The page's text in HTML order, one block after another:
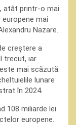
atât printr-o mai
mai
Nazare.
creștere a
trecut, iar
mai scăzută.
lunare
în 2024.
108 miliarde lei
europene.